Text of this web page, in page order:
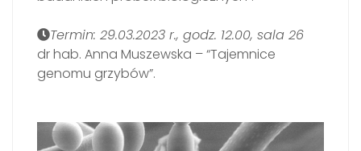
Termin: 29.03.2023 r., godz. 12.00, sala 26
dr hab. Anna Muszewska – “Tajemnice
genomu grzybów”.